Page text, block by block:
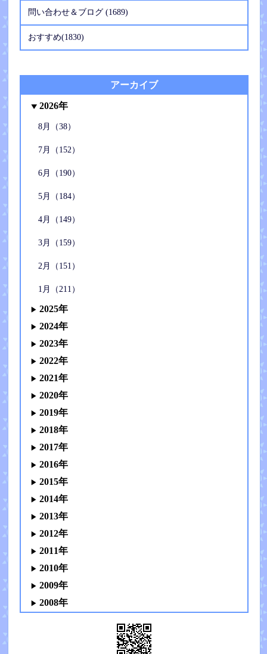
問い合わせ＆ブログ (1689)
おすすめ(1830)
アーカイブ
2026年
8月（38）
7月（152）
6月（190）
5月（184）
4月（149）
3月（159）
2月（151）
1月（211）
2025年
2024年
2023年
2022年
2021年
2020年
2019年
2018年
2017年
2016年
2015年
2014年
2013年
2012年
2011年
2010年
2009年
2008年